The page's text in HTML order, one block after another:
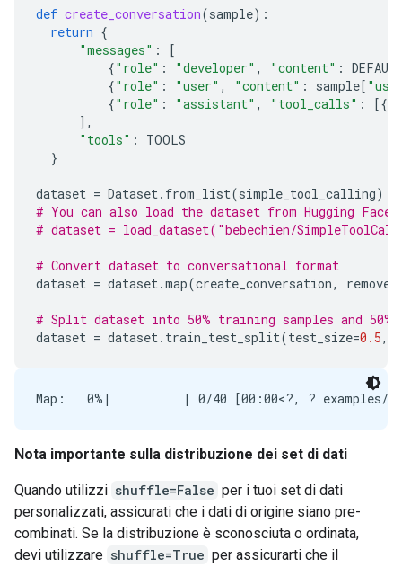
def create_conversation(sample):
return {
"messages" :
[
{"role" : "developer" , "content" :
{"role" : "user" , "content" : sample[
{"role" : "assistant" , "tool_calls" : [{
],
"tools" :
TOOLS
}
dataset = Dataset. from_list(simple_tool_calling)
# You can also load the dataset from Hugging Face
# dataset = load_dataset("bebechien/
# Convert dataset to conversational format
dataset = dataset.map(create_conversation,
# Split dataset into 50% training samples and 50%
dataset = dataset. train_test_split(test_size=0.5,
Nota importante sulla distribuzione dei set di dati
Quando utilizzi shuffle=False per i tuoi set di dati
personalizzati, assicurati che i dati di origine siano pre-
combinati. Se la distribuzione è sconosciuta o ordinata,
devi utilizzare shuffle=True per assicurarti che il